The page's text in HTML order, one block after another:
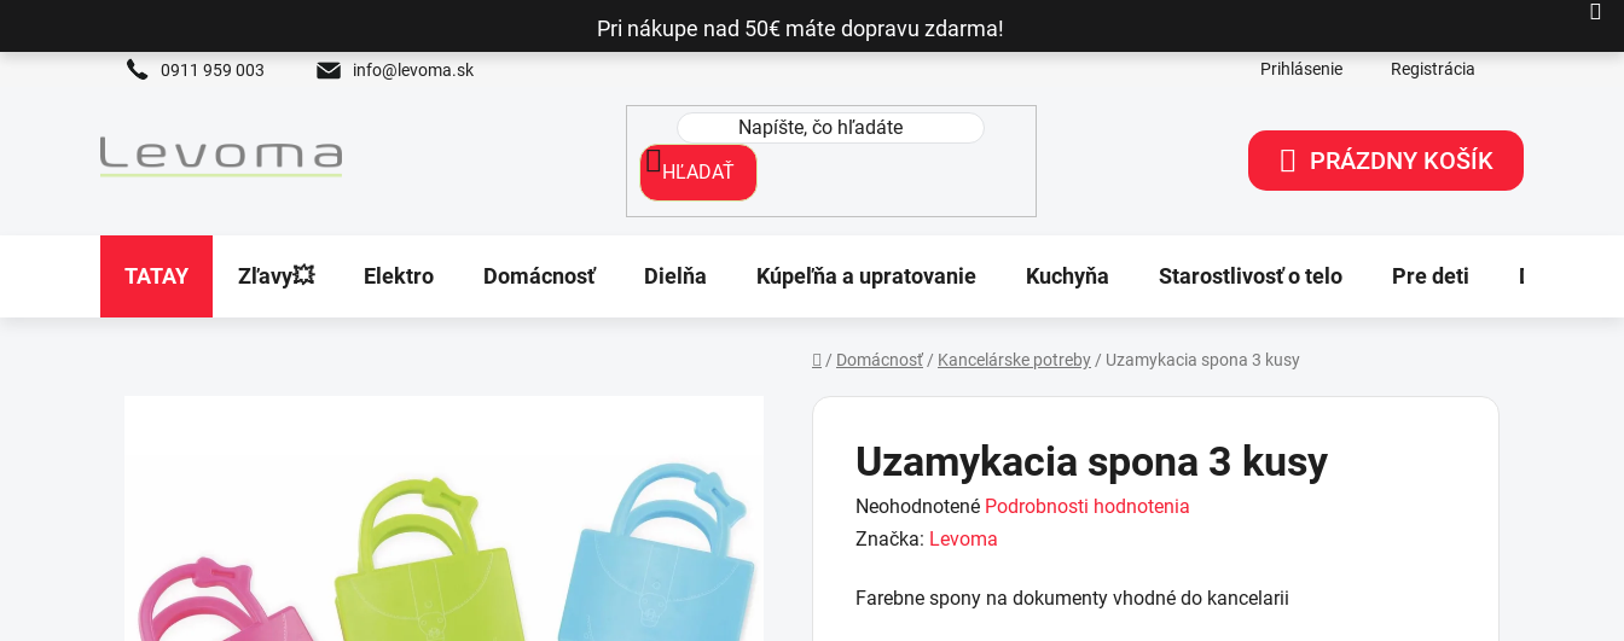
Pri nákupe nad 50€ máte dopravu zdarma!
0911 959 003 info@levoma.sk Prihlásenie Registrácia
HĽADAŤ
NÁKUPNÝ
PRÁZDNY KOŠÍK
TATAY Zľavy💥 Elektro Domácnosť Dielňa Kúpeľňa a upratovanie Kuchyňa Starostlivosť o telo Pre deti Dekorácie
/ Domácnosť / Kancelárske potreby / Uzamykacia spona 3 kusy
Uzamykacia spona 3 kusy
Priemerné
hodnotenie
je
Neohodnotené Podrobnosti hodnotenia
Značka: Levoma
Farebne spony na dokumenty vhodné do kancelarii